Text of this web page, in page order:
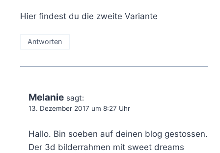
Hier findest du die zweite Variante
Antworten
Melanie sagt:
13. Dezember 2017 um 8:27 Uhr
Hallo. Bin soeben auf deinen blog gestossen.
Der 3d bilderrahmen mit sweet dreams